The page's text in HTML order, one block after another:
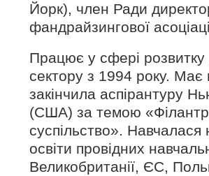
Йорк), член Ради
фандрайзингової
Працює у сфері розвитку
сектору з 1994 року. Має
закінчила аспірантуру
(США) за темою
суспільство». Навчалася
освіти провідних
Великобританії, ЄС,